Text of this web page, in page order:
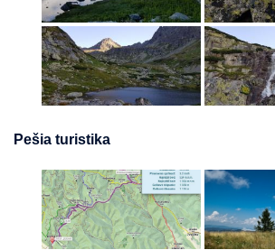
Pešia turistika